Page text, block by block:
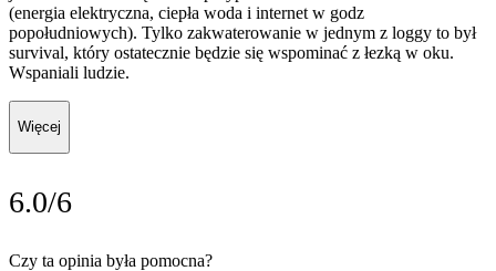
(energia elektryczna, ciepła woda i internet w godz
popołudniowych). Tylko zakwaterowanie w jednym z loggy to był
survival, który ostatecznie będzie się wspominać z łezką w oku.
Wspaniali ludzie.
Więcej
6.0/6
Czy ta opinia była pomocna?